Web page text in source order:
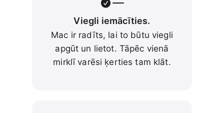
Viegli iemācīties.
Mac ir radīts, lai to būtu viegli
apgūt un lietot. Tāpēc vienā
mirklī varēsi ķerties tam klāt.